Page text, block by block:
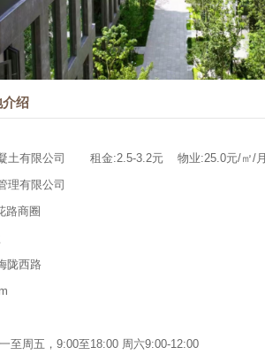
绍
凝土有限公司 租金:2.5-3.2元 物业:25.0元/㎡/月
理有限公司
路商圈
陇西路
至周五，9:00至18:00 周六9:00-12:00